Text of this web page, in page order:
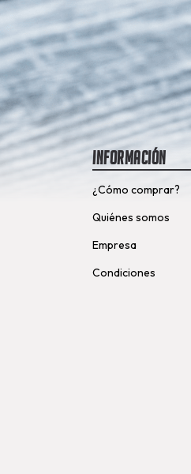
Información
¿Cómo comprar?
Quiénes somos
Empresa
Condiciones